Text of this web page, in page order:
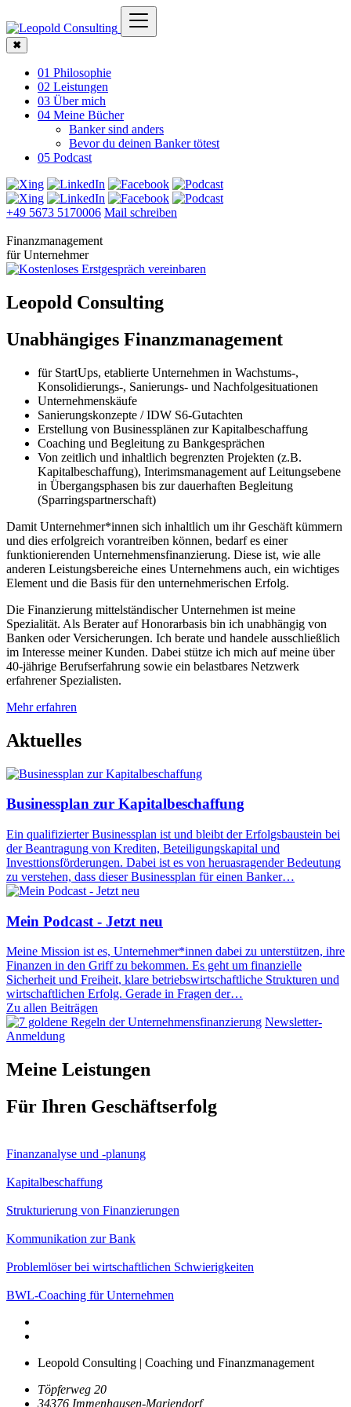
✖
01 Philosophie
02 Leistungen
03 Über mich
04 Meine Bücher
Banker sind anders
Bevor du deinen Banker tötest
05 Podcast
+49 5673 5170006 Mail schreiben
Finanzmanagement
für Unternehmer
Leopold Consulting
Unabhängiges Finanzmanagement
für StartUps, etablierte Unternehmen in Wachstums-,
Konsolidierungs-, Sanierungs- und Nachfolgesituationen
Unternehmenskäufe
Sanierungskonzepte / IDW S6-Gutachten
Erstellung von Businessplänen zur Kapitalbeschaffung
Coaching und Begleitung zu Bankgesprächen
Von zeitlich und inhaltlich begrenzten Projekten (z.B.
Kapitalbeschaffung), Interimsmanagement auf Leitungsebene
in Übergangsphasen bis zur dauerhaften Begleitung
(Sparringspartnerschaft)
Damit Unternehmer*innen sich inhaltlich um ihr Geschäft kümmern
und dies erfolgreich vorantreiben können, bedarf es einer
funktionierenden Unternehmensfinanzierung. Diese ist, wie alle
anderen Leistungsbereiche eines Unternehmens auch, ein wichtiges
Element und die Basis für den unternehmerischen Erfolg.
Die Finanzierung mittelständischer Unternehmen ist meine
Spezialität. Als Berater auf Honorarbasis bin ich unabhängig von
Banken oder Versicherungen. Ich berate und handele ausschließlich
im Interesse meiner Kunden. Dabei stütze ich mich auf meine über
40-jährige Berufserfahrung sowie ein belastbares Netzwerk
erfahrener Spezialisten.
Mehr erfahren
Aktuelles
Businessplan zur Kapitalbeschaffung
Ein qualifizierter Businessplan ist und bleibt der Erfolgsbaustein bei
der Beantragung von Krediten, Beteiligungskapital und
Investtionsförderungen. Dabei ist es von heruasragender Bedeutung
zu verstehen, dass dieser Businessplan für einen Banker…
Mein Podcast - Jetzt neu
Meine Mission ist es, Unternehmer*innen dabei zu unterstützen, ihre
Finanzen in den Griff zu bekommen. Es geht um finanzielle
Sicherheit und Freiheit, klare betriebswirtschaftliche Strukturen und
wirtschaftlichen Erfolg. Gerade in Fragen der…
Zu allen Beiträgen
Newsletter-
Anmeldung
Meine Leistungen
Für Ihren Geschäftserfolg
Finanzanalyse und -planung
Kapitalbeschaffung
Strukturierung von Finanzierungen
Kommunikation zur Bank
Problemlöser bei wirtschaftlichen Schwierigkeiten
BWL-Coaching für Unternehmen
Leopold Consulting | Coaching und Finanzmanagement
Töpferweg 20
34376 Immenhausen-Mariendorf